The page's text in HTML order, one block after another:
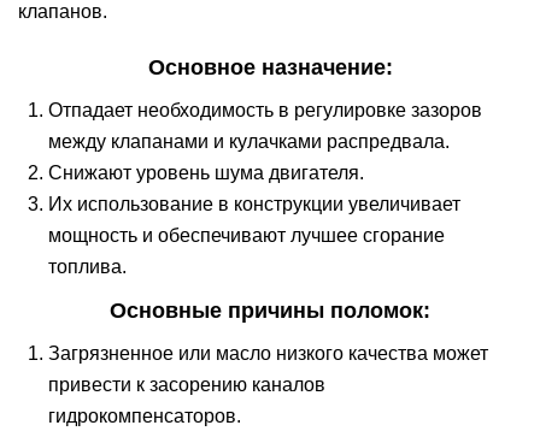
клапанов.
Основное назначение:
Отпадает необходимость в регулировке зазоров
между клапанами и кулачками распредвала.
Снижают уровень шума двигателя.
Их использование в конструкции увеличивает
мощность и обеспечивают лучшее сгорание
топлива.
Основные причины поломок:
Загрязненное или масло низкого качества может
привести к засорению каналов
гидрокомпенсаторов.